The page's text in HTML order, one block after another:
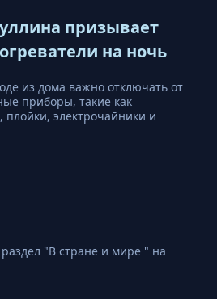
призывает
на ночь
из дома важно отключать от
приборы, такие как
плойки, электрочайники и
"В стране и мире " на